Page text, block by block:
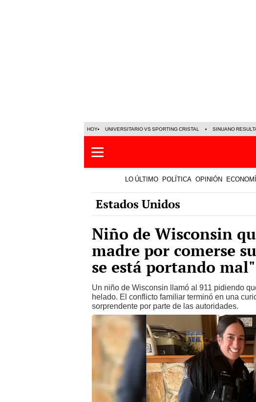
HOY UNIVERSITARIO VS SPORTING CRISTAL SINUANO
LO ÚLTIMO POLÍTICA OPINIÓN
Estados Unidos
Niño de Wisconsin
madre por comerse
se está portando mal"
Un niño de Wisconsin llamó al 911 pidiendo
helado. El conflicto familiar terminó en una
sorprendente por parte de las autoridades.